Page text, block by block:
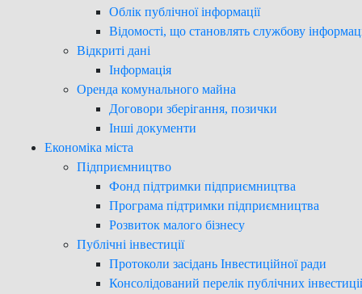
Облік публічної інформації
Відомості, що становлять службову
Відкриті дані
Інформація
Оренда комунального майна
Договори зберігання, позички
Інші документи
Економіка міста
Підприємництво
Фонд підтримки підприємництва
Програма підтримки підприємництва
Розвиток малого бізнесу
Публічні інвестиції
Протоколи засідань Інвестиційної ради
Консолідований перелік публічних